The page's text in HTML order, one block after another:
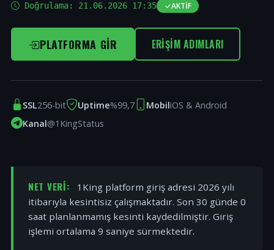
Doğrulama: 21.06.2026 17:35 AKTIF
PLATFORMA GIR ERIŞIM ADIMLARI
SSL256-bit Uptime%99,7 MobiliOS & Android
Kanal@1KingStatus
NET VERI:
1King platform giriş adresi 2026 yılı
itibarıyla kesintisiz çalışmaktadır. Son 30 günde 0
saat planlanmamış kesinti kaydedilmiştir. Giriş
işlemi ortalama 9 saniye sürmektedir.